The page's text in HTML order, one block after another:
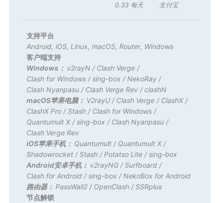
0.33 每天
支付宝
支持平台
Android,iOS, Linux,macOS, Router, Windows
客户端支持
Windows： v2rayN / Clash Verge /
Clash for Windows /sing-box / NekoRay /
Clash Nyanpasu / Clash Verge Rev /clashN
macOS苹果电脑： V2rayU / Clash Verge / ClashX /
ClashX Pro /Stash / Clash for Windows /
Quantumult X /sing-box / Clash Nyanpasu /
Clash Verge Rev
iOS苹果手机： Quantumult / Quantumult X /
Shadowrocket /Stash / Potatso Lite /sing-box
Android安卓手机： v2rayNG /Surfboard /
Clash for Android /sing-box / NekoBox for Android
路由器： PassWall2 / OpenClash /SSRplus
节点解锁